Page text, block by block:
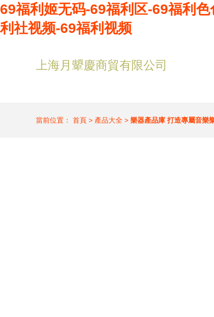
69福利姬无码-69福利区-69福利
利社视频-69福利视频
上海月顰慶商貿有限公司
當前位置： 首頁 > 產品大全 > 樂器產品庫 打造專屬音樂